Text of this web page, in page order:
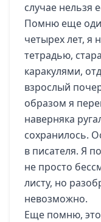
случае нельзя
Помню еще
четырех лет, я
тетрадью,
каракулями,
взрослый
образом я
наверняка
сохранилось.
в писателя. Я
не просто
листу, но
невозможно.
Еще помню,